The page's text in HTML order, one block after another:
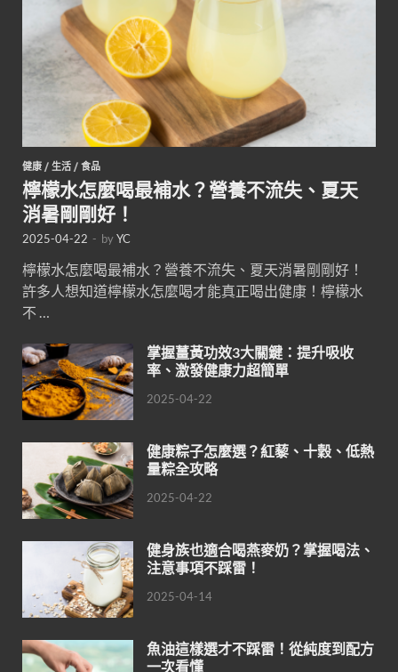
健康 / 生活 / 食品
檸檬水怎麼喝最補水？營養不流失、夏天
消暑剛剛好！
2025-04-22 - byYC
檸檬水怎麼喝最補水？營養不流失、夏天消暑剛剛好！
許多人想知道檸檬水怎麼喝才能真正喝出健康！檸檬水
不 …
掌握薑黃功效3大關鍵：提升吸收
率、激發健康力超簡單
2025-04-22
健康粽子怎麼選？紅藜、十穀、低熱
量粽全攻略
2025-04-22
健身族也適合喝燕麥奶？掌握喝法、
注意事項不踩雷！
2025-04-14
魚油這樣選才不踩雷！從純度到配方
一次看懂